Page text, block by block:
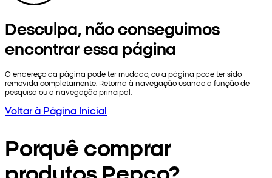
Desculpa, não conseguimos
encontrar essa página
O endereço da página pode ter mudado, ou a página pode ter sido
removida completamente. Retorna à navegação usando a função de
pesquisa ou a navegação principal.
Voltar à Página Inicial
Porquê comprar